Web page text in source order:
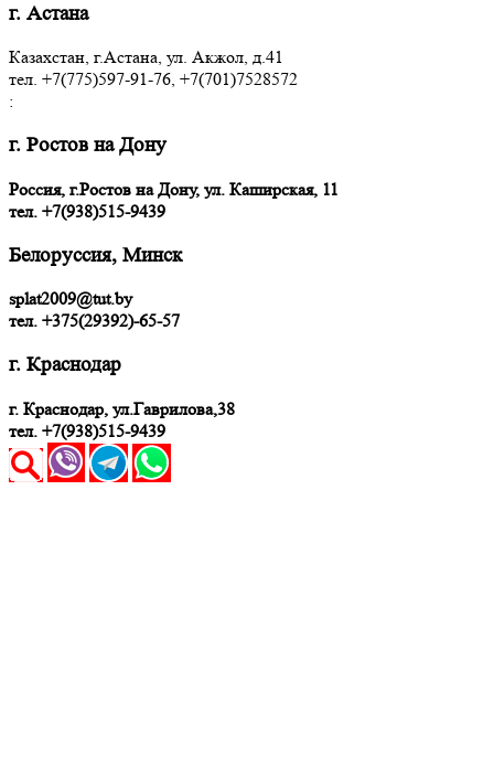
г. Астана
Казахстан, г.Астана, ул. Акжол, д.41
тел. +7(775)597-91-76, +7(701)7528572
:
г. Ростов на Дону
Россия, г.Ростов на Дону, ул. Каширская, 11
тел. +7(938)515-9439
Белоруссия, Минск
splat2009@tut.by
тел. +375(29392)-65-57
г. Краснодар
г. Краснодар, ул.Гаврилова,38
тел. +7(938)515-9439